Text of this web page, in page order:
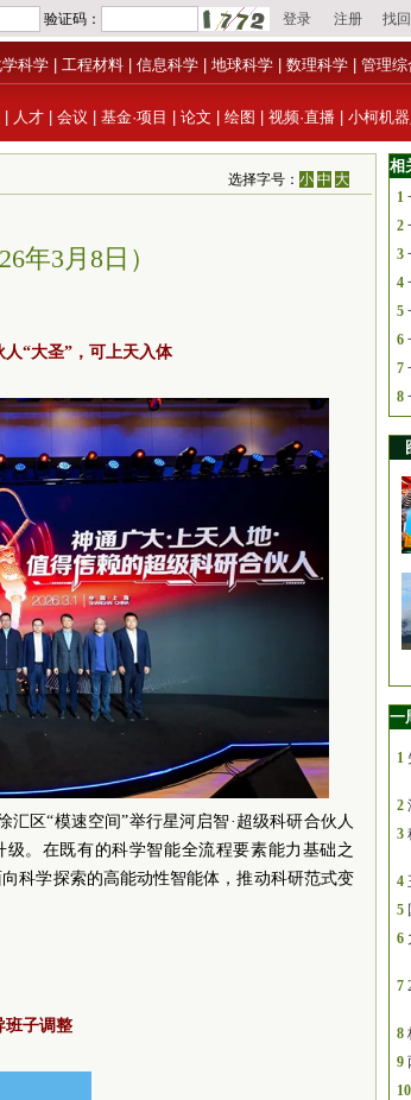
科学 工程材料 信息科学 地球科学 数理科学 管理综
人才 会议 基金·项目 论文 绘图 视频·直播 小柯机器
选择字号：小 中 大
年3月8日）
“大圣”，可上天入体
区“模速空间”举行星河启智·超级科研合伙人
。在既有的科学智能全流程要素能力基础之
科学探索的高能动性智能体，推动科研范式变
班子调整
相
1
2
3
4
5
6
7
8
一
1
2
3
4
5
6
7
8
9
10